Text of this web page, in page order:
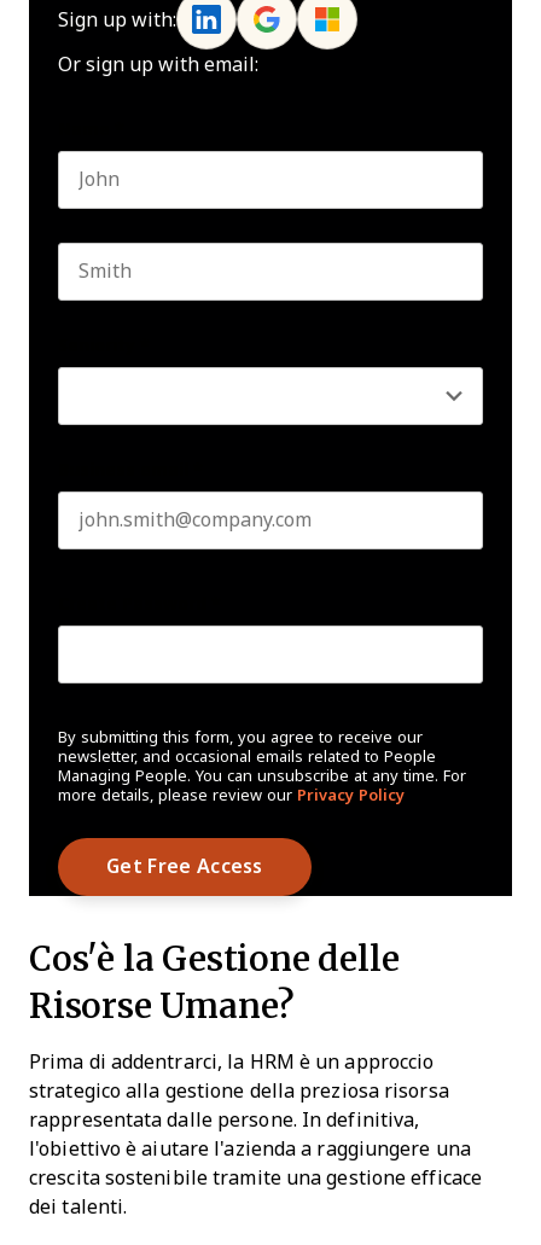
Sign up with:
Or sign up with email:
By submitting this form, you agree to receive our
newsletter, and occasional emails related to People
Managing People. You can unsubscribe at any time. For
more details, please review our Privacy Policy
Cos'è la Gestione delle
Risorse Umane?
Prima di addentrarci, la HRM è un approccio
strategico alla gestione della preziosa risorsa
rappresentata dalle persone. In definitiva,
l'obiettivo è aiutare l'azienda a raggiungere una
crescita sostenibile tramite una gestione efficace
dei talenti.